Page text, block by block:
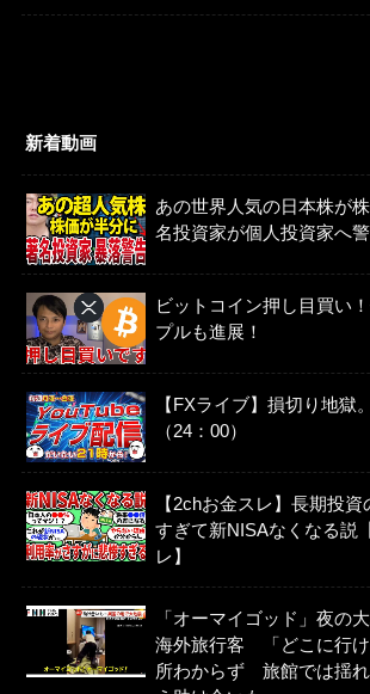
新着動画
あの世界人気の日本株が
名投資家が個人投資家へ
ビットコイン押し目買い
プルも進展！
【FXライブ】損切り地獄
（24：00）
【2chお金スレ】長期投
すぎて新NISAなくなる説
レ】
「オーマイゴッド」夜の
海外旅行客 「どこに行
所わからず 旅館では揺れ